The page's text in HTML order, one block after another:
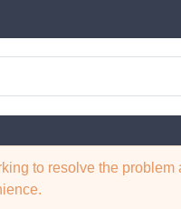
to resolve the